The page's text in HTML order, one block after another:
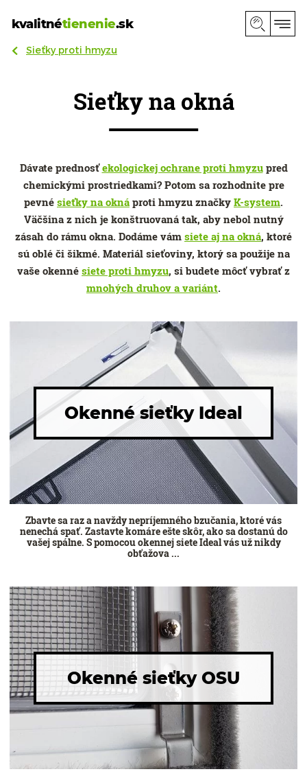
kvalitnétienenie.sk
Sieťky proti hmyzu
Sieťky na okná
Dávate prednosťekologickej ochrane proti hmyzupred
chemickými prostriedkami? Potom sa rozhodnite pre
pevné sieťky na okná proti hmyzu značky K-system.
Väčšina z nich je konštruovaná tak, aby nebol nutný
zásah do rámu okna. Dodáme vám siete aj na okná, ktoré
sú oblé či šikmé. Materiál sieťoviny, ktorý sa použije na
vaše okenné siete proti hmyzu, si budete môcť vybrať z
mnohých druhov a variánt.
Okenné sieťky Ideal
Zbavte sa raz a navždy nepríjemného bzučania, ktoré vás
nenechá spať. Zastavte komáre ešte skôr, ako sa dostanú do
vašej spálne. S pomocou okennej siete Ideal vás už nikdy
obťažova ...
Okenné sieťky OSU